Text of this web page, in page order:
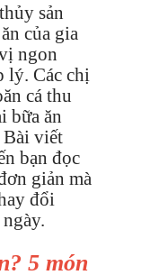
sản
của gia
ngon
lý. Các chị
cá thu
bữa ăn
viết
bạn đọc
giản mà
đổi
5 món